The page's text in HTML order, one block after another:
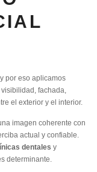
por eso aplicamos
visibilidad, fachada,
el exterior y el interior.
imagen coherente con
actual y confiable.
dentales y
determinante.